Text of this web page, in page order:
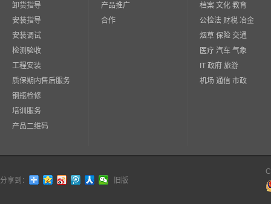
卸货指导
安装指导
安装调试
检测验收
工程安装
质保期内售后服务
钢瓶检修
培训服务
产品二维码
产品推广
合作
档案 文化 教育
公检法 财税 冶金
烟草 保险 交通
医疗 汽车 气象
IT 政府 旅游
机场 通信 市政
分享到： 旧版